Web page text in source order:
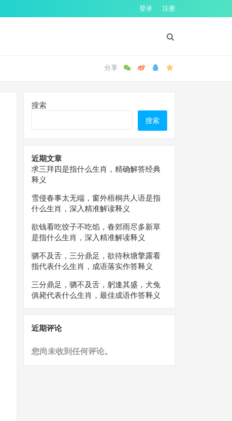
登录 注册
搜索
搜索
近期文章
求三拜四是指什么生肖，精确解答经典
释义
雪侵春事太无端，窗外梧桐共人语是指
什么生肖，深入精准解读释义
欲钱看吃饺子不吃馅，春郊雨尽多新草
是指什么生肖，深入精准解读释义
驷不及舌，三分鼎足，欲待秋塘擎露看
指代表什么生肖，成语落实作答释义
三分鼎足，驷不及舌，躬逢其盛，犬兔
俱毙代表什么生肖，最佳成语作答释义
近期评论
您尚未收到任何评论。